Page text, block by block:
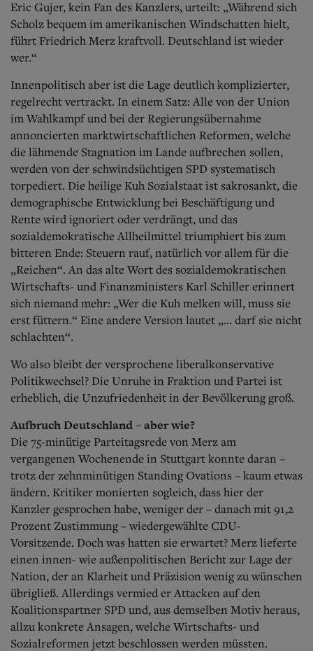
Eric Gujer, kein Fan des Kanzlers, urteilt: „Während sich
Scholz bequem im amerikanischen Windschatten hielt,
führt Friedrich Merz kraftvoll. Deutschland ist wieder
wer.“
Innenpolitisch aber ist die Lage deutlich komplizierter,
regelrecht vertrackt. In einem Satz: Alle von der Union
im Wahlkampf und bei der Regierungsübernahme
annoncierten marktwirtschaftlichen Reformen, welche
die lähmende Stagnation im Lande aufbrechen sollen,
werden von der schwindsüchtigen SPD systematisch
torpediert. Die heilige Kuh Sozialstaat ist sakrosankt, die
demographische Entwicklung bei Beschäftigung und
Rente wird ignoriert oder verdrängt, und das
sozialdemokratische Allheilmittel triumphiert bis zum
bitteren Ende: Steuern rauf, natürlich vor allem für die
„Reichen“. An das alte Wort des sozialdemokratischen
Wirtschafts- und Finanzministers Karl Schiller erinnert
sich niemand mehr: „Wer die Kuh melken will, muss sie
erst füttern.“ Eine andere Version lautet „... darf sie nicht
schlachten“.
Wo also bleibt der versprochene liberalkonservative
Politikwechsel? Die Unruhe in Fraktion und Partei ist
erheblich, die Unzufriedenheit in der Bevölkerung groß.
Aufbruch Deutschland – aber wie?
Die 75-minütige Parteitagsrede von Merz am
vergangenen Wochenende in Stuttgart konnte daran –
trotz der zehnminütigen Standing Ovations – kaum etwas
ändern. Kritiker monierten sogleich, dass hier der
Kanzler gesprochen habe, weniger der – danach mit 91,2
Prozent Zustimmung – wiedergewählte CDU-
Vorsitzende. Doch was hatten sie erwartet? Merz lieferte
einen innen- wie außenpolitischen Bericht zur Lage der
Nation, der an Klarheit und Präzision wenig zu wünschen
übrigließ. Allerdings vermied er Attacken auf den
Koalitionspartner SPD und, aus demselben Motiv heraus,
allzu konkrete Ansagen, welche Wirtschafts- und
Sozialreformen jetzt beschlossen werden müssten.